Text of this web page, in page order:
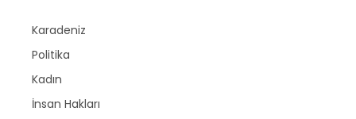
Karadeniz
Politika
Kadın
İnsan Hakları